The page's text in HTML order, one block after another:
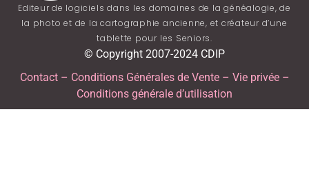
Editeur de logiciels dans les domaines de la généalogie, de
la photo et de la cartographie ancienne, et créateur d’une
tablette pour les Seniors.
© Copyright 2007-2024 CDIP
Contact– Conditions Générales de Vente– Vie privée–
Conditions générale d’utilisation